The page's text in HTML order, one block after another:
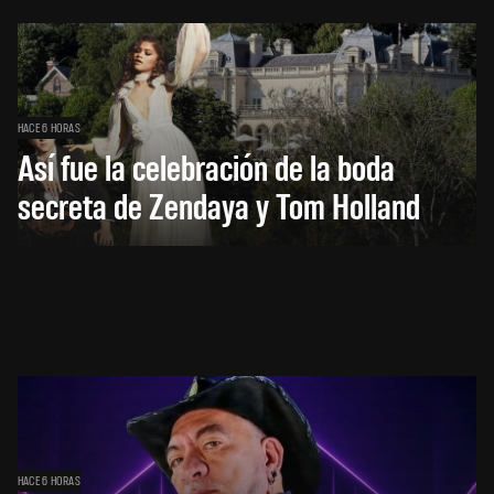
HACE 6 HORAS
Así fue la celebración de la boda
secreta de Zendaya y Tom Holland
HACE 6 HORAS